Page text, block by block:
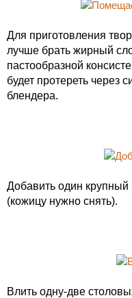
Для приготовления
лучше брать жирный
пастообразной
будет протереть через
блендера.
Добавить один крупный
(кожицу нужно снять).
Влить одну-две